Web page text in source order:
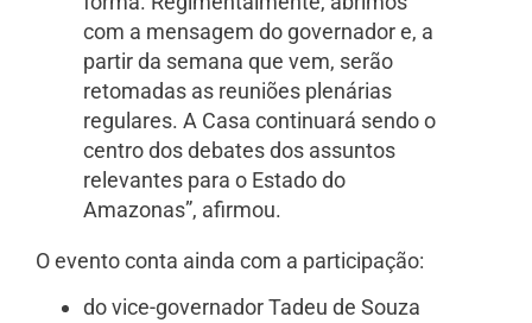
com a mensagem do governador e, a
partir da semana que vem, serão
retomadas as reuniões plenárias
regulares. A Casa continuará sendo o
centro dos debates dos assuntos
relevantes para o Estado do
Amazonas”, afirmou.
O evento conta ainda com a participação:
do vice-governador Tadeu de Souza